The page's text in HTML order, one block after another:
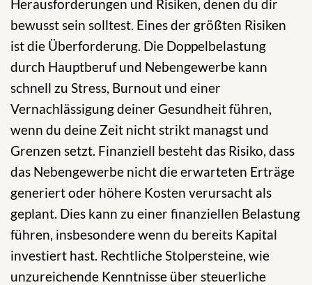
Herausforderungen und Risiken, denen du dir
bewusst sein solltest. Eines der größten Risiken
ist die Überforderung. Die Doppelbelastung
durch Hauptberuf und Nebengewerbe kann
schnell zu Stress, Burnout und einer
Vernachlässigung deiner Gesundheit führen,
wenn du deine Zeit nicht strikt managst und
Grenzen setzt. Finanziell besteht das Risiko, dass
das Nebengewerbe nicht die erwarteten Erträge
generiert oder höhere Kosten verursacht als
geplant. Dies kann zu einer finanziellen Belastung
führen, insbesondere wenn du bereits Kapital
investiert hast. Rechtliche Stolpersteine, wie
unzureichende Kenntnisse über steuerliche